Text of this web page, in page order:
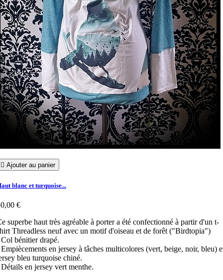
 Ajouter au panier
blanc et turquoise...
€
superbe haut très agréable à porter a été confectionné à partir d'un t-
Threadless neuf avec un motif d'oiseau et de forêt ("Birdtopia")
bénitier drapé.
en jersey à tâches multicolores (vert, beige, noir, bleu)
bleu turquoise chiné.
en jersey vert menthe.